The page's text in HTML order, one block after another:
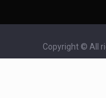
Copyright © All